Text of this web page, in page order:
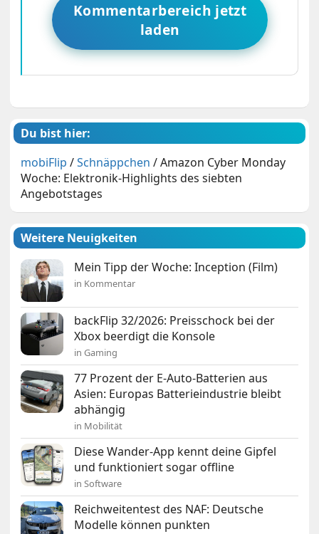
Kommentarbereich jetzt
laden
Du bist hier:
mobiFlip /Schnäppchen /Amazon Cyber Monday
Woche: Elektronik-Highlights des siebten
Angebotstages
Weitere Neuigkeiten
Mein Tipp der Woche: Inception (Film)
in Kommentar
backFlip 32/2026: Preisschock bei der
Xbox beerdigt die Konsole
in Gaming
77 Prozent der E-Auto-Batterien aus
Asien: Europas Batterieindustrie bleibt
abhängig
in Mobilität
Diese Wander-App kennt deine Gipfel
und funktioniert sogar offline
in Software
Reichweitentest des NAF: Deutsche
Modelle können punkten